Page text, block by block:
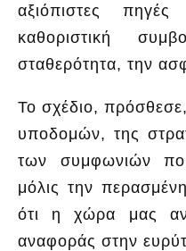
αξιόπιστες
καθοριστική
σταθερότητα, την
Το σχέδιο,
υποδομών, της
των συμφωνιών
μόλις την
ότι η χώρα μας
αναφοράς στην